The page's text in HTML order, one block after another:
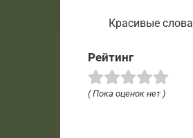
Красивые слова
Рейтинг
( Пока оценок нет )